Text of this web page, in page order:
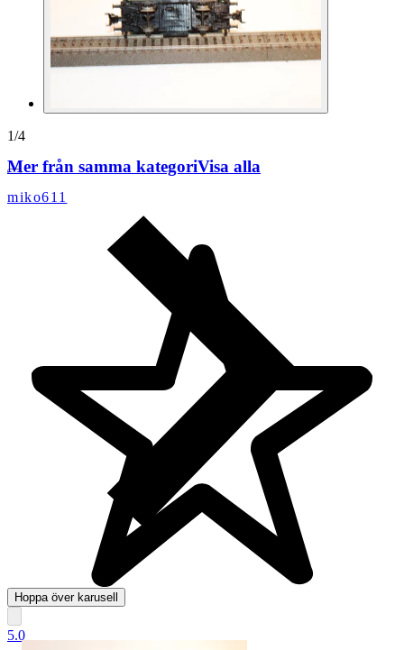
1/4
miko611
5.0
Mer från samma kategoriVisa alla
Hoppa över karusell